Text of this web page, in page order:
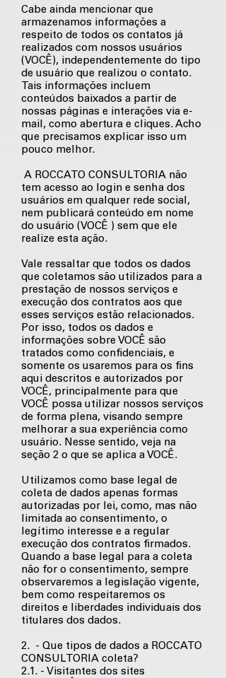
Cabe ainda mencionar que
armazenamos informações a
respeito de todos os contatos já
realizados com nossos usuários
(VOCÊ), independentemente do tipo
de usuário que realizou o contato.
Tais informações incluem
conteúdos baixados a partir de
nossas páginas e interações via e-
mail, como abertura e cliques. Acho
que precisamos explicar isso um
pouco melhor.
A ROCCATO CONSULTORIA não
tem acesso ao login e senha dos
usuários em qualquer rede social,
nem publicará conteúdo em nome
do usuário (VOCÊ ) sem que ele
realize esta ação.
Vale ressaltar que todos os dados
que coletamos são utilizados para a
prestação de nossos serviços e
execução dos contratos aos que
esses serviços estão relacionados.
Por isso, todos os dados e
informações sobre VOCÊ são
tratados como confidenciais, e
somente os usaremos para os fins
aqui descritos e autorizados por
VOCÊ, principalmente para que
VOCÊ possa utilizar nossos serviços
de forma plena, visando sempre
melhorar a sua experiência como
usuário. Nesse sentido, veja na
seção 2 o que se aplica a VOCÊ.
Utilizamos como base legal de
coleta de dados apenas formas
autorizadas por lei, como, mas não
limitada ao consentimento, o
legítimo interesse e a regular
execução dos contratos firmados.
Quando a base legal para a coleta
não for o consentimento, sempre
observaremos a legislação vigente,
bem como respeitaremos os
direitos e liberdades individuais dos
titulares dos dados.
2. - Que tipos de dados a ROCCATO
CONSULTORIA coleta?
2.1. - Visitantes dos sites